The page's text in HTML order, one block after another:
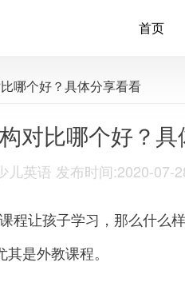
首页
哪个好？具体分享看看
对比哪个好？
儿英语 发布时间:2020-07-
让孩子学习，那么什么
是外教课程。